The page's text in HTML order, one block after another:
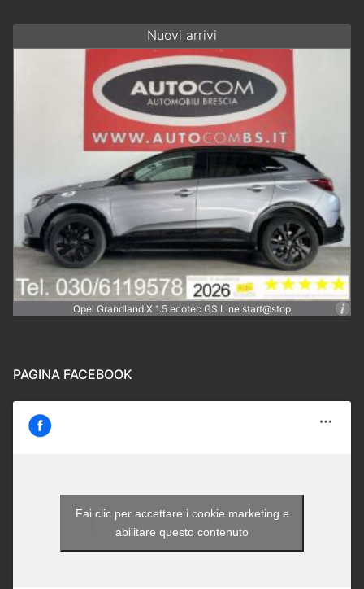
Nuovi arrivi
Opel Grandland X 1.5 ecotec GS Line start@stop
PAGINA FACEBOOK
Autocom - Brescia
Fai clic per accettare i cookie marketing e
abilitare questo contenuto